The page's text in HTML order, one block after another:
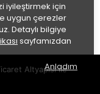
iyileştirmek için
uygun çerezler
Detaylı bilgiye
sayfamızdan
Anladım
Altyapısı ile